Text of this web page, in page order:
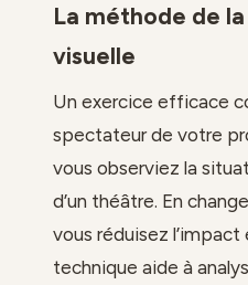
La méthode de
visuelle
Un exercice efficace
spectateur de votre
vous observiez la
d’un théâtre. En
vous réduisez
technique aide à